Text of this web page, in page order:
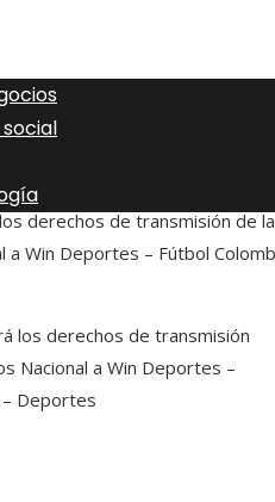
derechos de transmisión de
a Win Deportes – Fútbol